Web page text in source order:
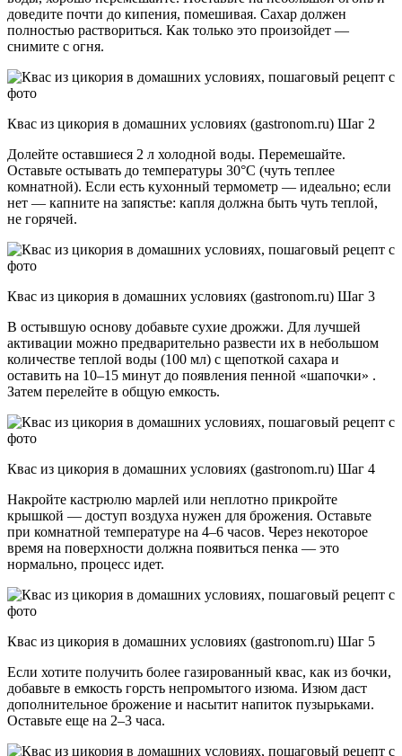
доведите почти до кипения, помешивая. Сахар должен
полностью раствориться. Как только это произойдет —
снимите с огня.
Квас из цикория в домашних условиях (gastronom.ru) Шаг 2
Долейте оставшиеся 2 л холодной воды. Перемешайте.
Оставьте остывать до температуры 30°С (чуть теплее
комнатной). Если есть кухонный термометр — идеально; если
нет — капните на запястье: капля должна быть чуть теплой,
не горячей.
Квас из цикория в домашних условиях (gastronom.ru) Шаг 3
В остывшую основу добавьте сухие дрожжи. Для лучшей
активации можно предварительно развести их в небольшом
количестве теплой воды (100 мл) с щепоткой сахара и
оставить на 10–15 минут до появления пенной «шапочки» .
Затем перелейте в общую емкость.
Квас из цикория в домашних условиях (gastronom.ru) Шаг 4
Накройте кастрюлю марлей или неплотно прикройте
крышкой — доступ воздуха нужен для брожения. Оставьте
при комнатной температуре на 4–6 часов. Через некоторое
время на поверхности должна появиться пенка — это
нормально, процесс идет.
Квас из цикория в домашних условиях (gastronom.ru) Шаг 5
Если хотите получить более газированный квас, как из бочки,
добавьте в емкость горсть непромытого изюма. Изюм даст
дополнительное брожение и насытит напиток пузырьками.
Оставьте еще на 2–3 часа.